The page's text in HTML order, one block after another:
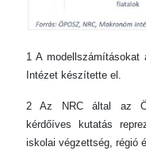
1 A modellszámításokat
Intézet készítette el.
2 Az NRC által az
kérdőíves kutatás
iskolai végzettség, régió